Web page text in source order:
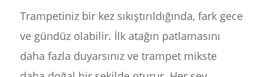
Trampetiniz bir kez sıkıştırıldığında, fark gece
ve gündüz olabilir. İlk atağın patlamasını
daha fazla duyarsınız ve trampet mikste